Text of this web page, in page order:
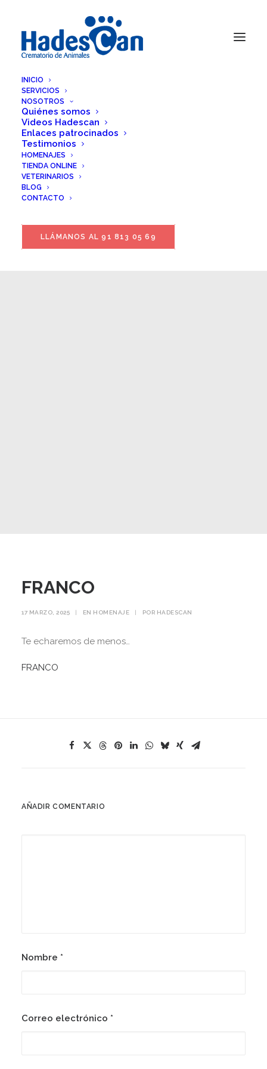
INICIO
SERVICIOS
NOSOTROS
Quiénes somos
Videos Hadescan
Enlaces patrocinados
Testimonios
HOMENAJES
TIENDA ONLINE
VETERINARIOS
BLOG
CONTACTO
LLÁMANOS AL 91 813 05 69
FRANCO
17 MARZO, 2025 | EN HOMENAJE | POR HADESCAN
Te echaremos de menos…
FRANCO
AÑADIR COMENTARIO
Nombre *
Correo electrónico *